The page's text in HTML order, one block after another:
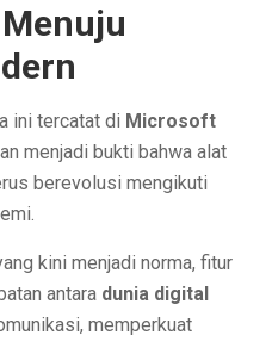
ini tercatat di Microsoft
menjadi bukti bahwa alat
berevolusi mengikuti
kini menjadi norma, fitur
antara dunia digital
memperkuat